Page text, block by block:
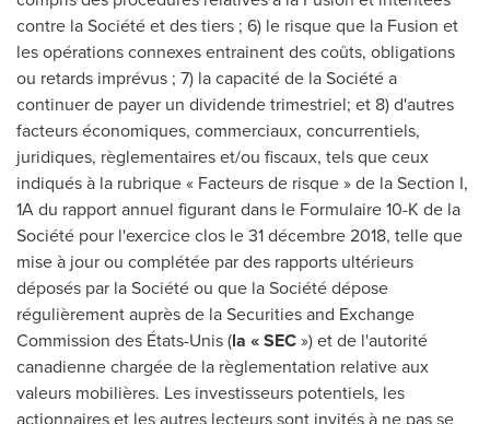
contre la Société et des tiers ; 6) le risque que la Fusion et
les opérations connexes entrainent des coûts, obligations
ou retards imprévus ; 7) la capacité de la Société a
continuer de payer un dividende trimestriel; et 8) d'autres
facteurs économiques, commerciaux, concurrentiels,
juridiques, règlementaires et/ou fiscaux, tels que ceux
indiqués à la rubrique « Facteurs de risque » de la Section I,
1A du rapport annuel figurant dans le Formulaire 10-K de la
Société pour l'exercice clos le 31 décembre 2018, telle que
mise à jour ou complétée par des rapports ultérieurs
déposés par la Société ou que la Société dépose
régulièrement auprès de la Securities and Exchange
Commission des États-Unis (la « SEC») et de l'autorité
canadienne chargée de la règlementation relative aux
valeurs mobilières. Les investisseurs potentiels, les